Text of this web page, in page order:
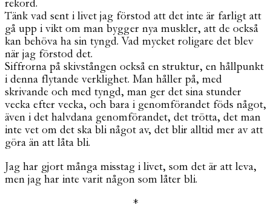
rekord.
Tänk vad sent i livet jag förstod att det inte är farligt att
gå upp i vikt om man bygger nya muskler, att de också
kan behöva ha sin tyngd. Vad mycket roligare det blev
när jag förstod det.
Siffrorna på skivstången också en struktur, en hållpunkt
i denna flytande verklighet. Man håller på, med
skrivande och med tyngd, man ger det sina stunder
vecka efter vecka, och bara i genomförandet föds något,
även i det halvdana genomförandet, det trötta, det man
inte vet om det ska bli något av, det blir alltid mer av att
göra än att låta bli.
Jag har gjort många misstag i livet, som det är att leva,
men jag har inte varit någon som låter bli.
*